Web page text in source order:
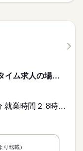
210,000円〜210,000円 ※フルタイム求人の場合は月額（換算額）、パート求人の場合は時間額を表示しています。
就業時間１ 8時45分〜17時45分 就業時間２ 8時45分〜12時00分 就業時間に関する特記事項 （１）月曜日～金曜日
り転載）